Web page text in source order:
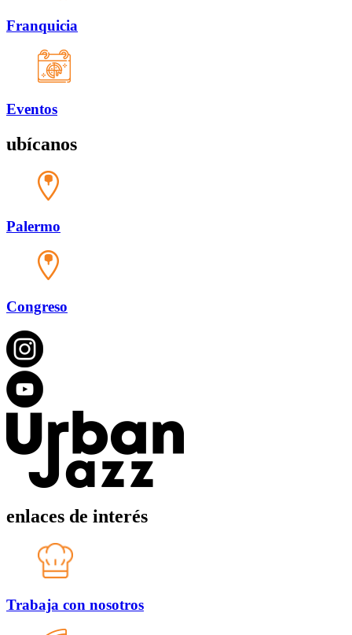
Franquicia
Eventos
ubícanos
Palermo
Congreso
enlaces de interés
Trabaja con nosotros